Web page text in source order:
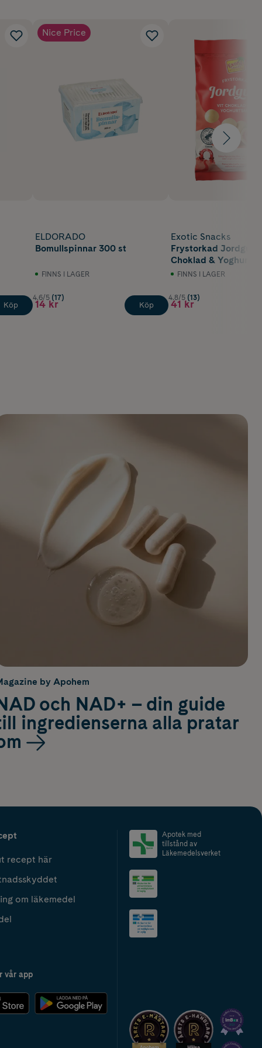
Köp
Nice Price
ELDORADO
Bomullspinnar 300 st
FINNS I LAGER
4.6/5 (17)
14 kr Köp
Exotic Snacks
Frystorkad
Choklad & Yoghurt
FINNS I LAGER
4.8/5 (13)
41 kr
by Apohem
och NAD+ – din guide
ingredienserna alla pratar
recept här
om läkemedel
vår app
Apotek med
tillstånd av
Läkemedelsverket